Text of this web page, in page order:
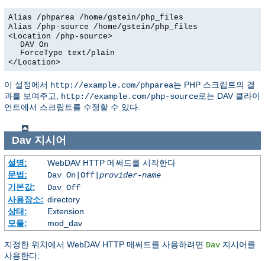
Alias /phparea /home/gstein/php_files
Alias /php-source /home/gstein/php_files
<Location /php-source>
DAV On
ForceType text/plain
</Location>
이 설정에서 http://example.com/phparea는 PHP 스크립트의 결
과를 보여주고,
http://example.com/php-source로는 DAV 클라이
언트에서 스크립트를 수정할 수 있다.
Dav지시어
설명:
WebDAV HTTP 메써드를 시작한다
문법:
Dav On|Off| provider-name
기본값:
Dav Off
사용장소: directory
상태:
Extension
모듈:
mod_dav
지정한 위치에서 WebDAV HTTP 메써드를 사용하려면 Dav 지시어를
사용한다: